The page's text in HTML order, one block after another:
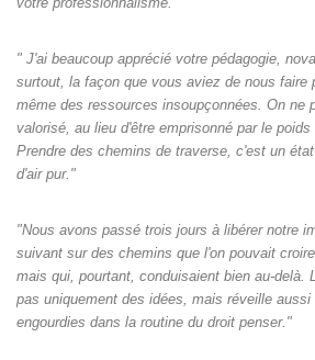
" J'ai beaucoup apprécié votre pédagogie,
surtout, la façon que vous aviez de nous faire
même des ressources insoupçonnées. On ne
valorisé, au lieu d'être emprisonné par le poids
Prendre des chemins de traverse, c'est un
d'air pur."
"Nous avons passé trois jours à libérer notre
suivant sur des chemins que l'on pouvait
mais qui, pourtant, conduisaient bien au-delà.
pas uniquement des idées, mais réveille aussi
engourdies dans la routine du droit penser."